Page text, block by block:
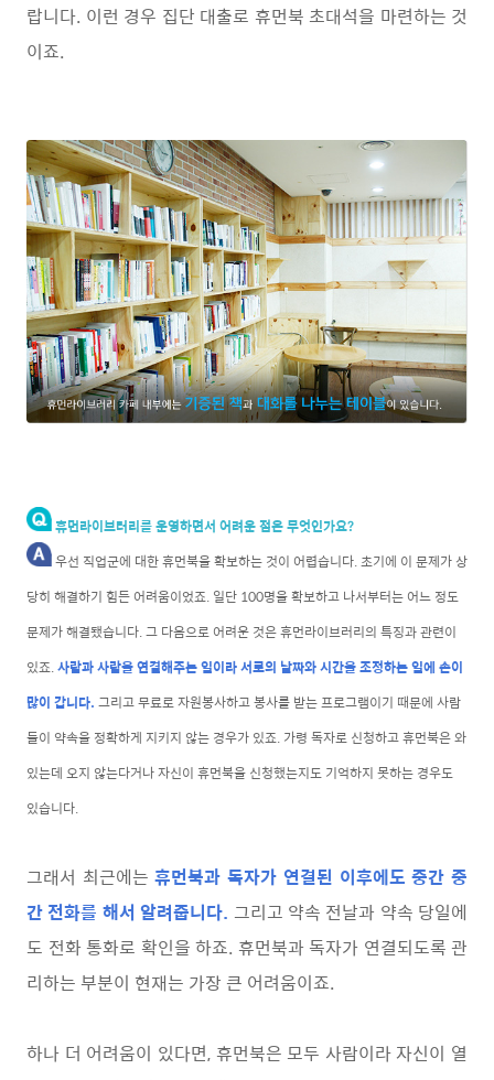
랍니다. 이런 경우 집단 대출로 휴먼북 초대석을 마련하는 것
이죠.
휴먼라이브러리를 운영하면서 어려운 점은 무엇인가요?
우선 직업군에 대한 휴먼북을 확보하는 것이 어렵습니다. 초기에 이 문제가 상
당히 해결하기 힘든 어려움이었죠. 일단 100명을 확보하고 나서부터는 어느 정도
문제가 해결됐습니다. 그 다음으로 어려운 것은 휴먼라이브러리의 특징과 관련이
있죠.사람과 사람을 연결해주는 일이라 서로의 날짜와 시간을 조정하는 일에 손이
많이 갑니다. 그리고 무료로 자원봉사하고 봉사를 받는 프로그램이기 때문에 사람
들이 약속을 정확하게 지키지 않는 경우가 있죠. 가령 독자로 신청하고 휴먼북은 와
있는데 오지 않는다거나 자신이 휴먼북을 신청했는지도 기억하지 못하는 경우도
있습니다.
그래서 최근에는휴먼북과 독자가 연결된 이후에도 중간 중
간 전화를 해서 알려줍니다. 그리고 약속 전날과 약속 당일에
도 전화 통화로 확인을 하죠. 휴먼북과 독자가 연결되도록 관
리하는 부분이 현재는 가장 큰 어려움이죠.
하나 더 어려움이 있다면, 휴먼북은 모두 사람이라 자신이 열